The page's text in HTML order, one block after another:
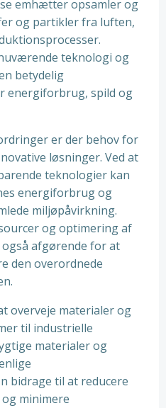
emhætter opsamler og
og partikler fra luften,
teknologi og
betydelig
energiforbrug, spild og
er der behov for
løsninger. Ved at
teknologier kan
energiforbrug og
miljøpåvirkning.
og optimering af
afgørende for at
den overordnede
overveje materialer og
til industrielle
materialer og
bidrage til at reducere
minimere